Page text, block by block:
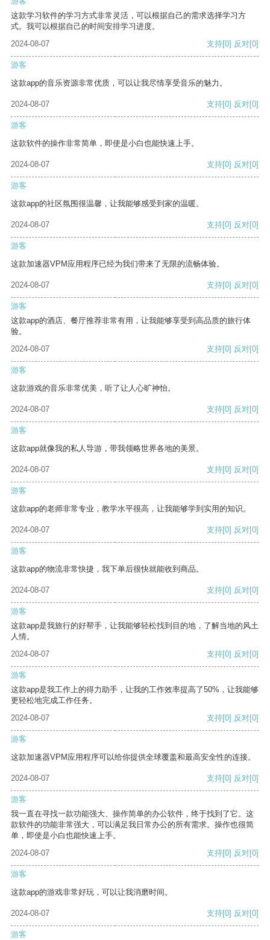
这款学习软件的学习方式非常灵活，可以根据自己的需求选择学习方
式。我可以根据自己的时间安排学习进度。
2024-08-07
支持[0] 反对[0]
游客
这款app的音乐资源非常优质，可以让我尽情享受音乐的魅力。
2024-08-07 支持[0] 反对[0]
游客
这款软件的操作非常简单，即使是小白也能快速上手。
2024-08-07 支持[0] 反对[0]
游客
这款app的社区氛围很温馨，让我能够感受到家的温暖。
2024-08-07 支持[0] 反对[0]
游客
这款加速器VPM应用程序已经为我们带来了无限的流畅体验。
2024-08-07 支持[0] 反对[0]
游客
这款app的酒店、餐厅推荐非常有用，让我能够享受到高品质的旅行体
验。
2024-08-07
支持[0] 反对[0]
游客
这款游戏的音乐非常优美，听了让人心旷神怡。
2024-08-07 支持[0] 反对[0]
游客
这款app就像我的私人导游，带我领略世界各地的美景。
2024-08-07 支持[0] 反对[0]
游客
这款app的老师非常专业，教学水平很高，让我能够学到实用的知识。
2024-08-07 支持[0] 反对[0]
游客
这款app的物流非常快捷，我下单后很快就能收到商品。
2024-08-07 支持[0] 反对[0]
游客
这款app是我旅行的好帮手，让我能够轻松找到目的地，了解当地的风土
人情。
2024-08-07
支持[0] 反对[0]
游客
这款app是我工作上的得力助手，让我的工作效率提高了50%，让我能够
更轻松地完成工作任务。
2024-08-07
支持[0] 反对[0]
游客
这款加速器VPM应用程序可以给你提供全球覆盖和最高安全性的连接。
2024-08-07 支持[0] 反对[0]
游客
我一直在寻找一款功能强大、操作简单的办公软件，终于找到了它。这
款软件的功能非常强大，可以满足我日常办公的所有需求。操作也很简
单，即使是小白也能快速上手。
2024-08-07
支持[0] 反对[0]
游客
这款app的游戏非常好玩，可以让我消磨时间。
2024-08-07 支持[0] 反对[0]
游客